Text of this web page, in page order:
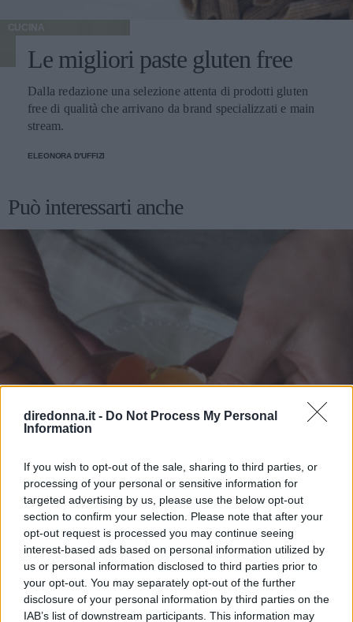
diredonna.it - Do Not Process My Personal
Information
If you wish to opt-out of the sale, sharing to third parties, or
processing of your personal or sensitive information for
targeted advertising by us, please use the below opt-out
section to confirm your selection. Please note that after your
opt-out request is processed you may continue seeing
interest-based ads based on personal information utilized by
us or personal information disclosed to third parties prior to
your opt-out. You may separately opt-out of the further
disclosure of your personal information by third parties on the
IAB’s list of downstream participants. This information may
CUCINA
Le migliori paste gluten free
Dalla redazione una selezione attenta di prodotti gluten
free di qualità che arrivano da brand specializzati e main
stream.
ELEONORA D'UFFIZI
Può interessarti anche
CUCINA